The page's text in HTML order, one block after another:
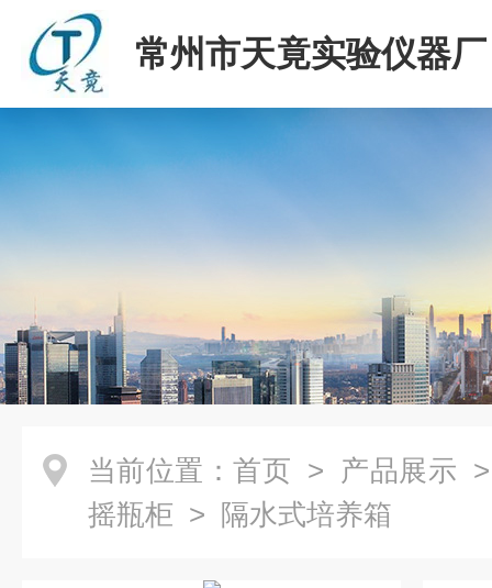
常州市天竟实验仪器厂
当前位置： 首页 > 产品展示
摇瓶柜 > 隔水式培养箱